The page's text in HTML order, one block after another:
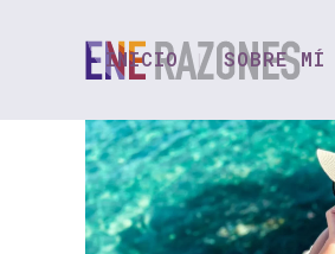
INICIO SOBRE MÍ